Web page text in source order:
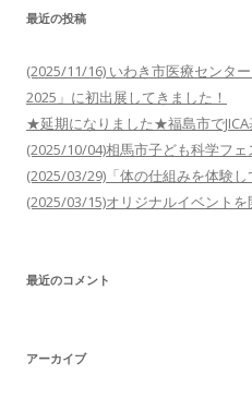
最近の投稿
(2025/11/16) いわき市医療センタ
2025」に初出展してきました！
★延期になりました★福島市で
(2025/10/04)相馬市子ども科学フ
(2025/03/29)「体の仕組みを体験
(2025/03/15)オリジナルイベントを
最近のコメント
アーカイブ